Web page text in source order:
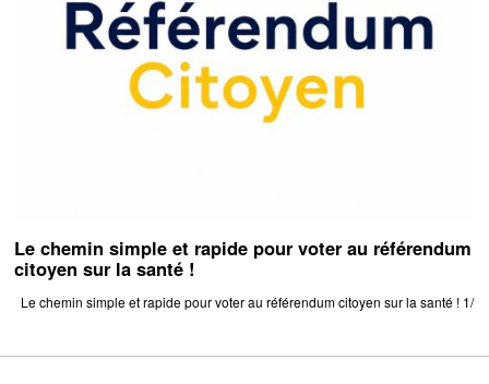
Le chemin simple et rapide pour voter au référendum
citoyen sur la santé !
Le chemin simple et rapide pour voter au référendum citoyen sur la santé ! 1/